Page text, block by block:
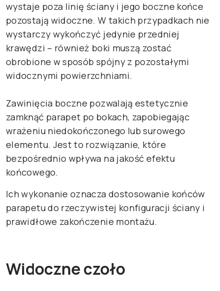
wystaje poza linię ściany i jego boczne końce
pozostają widoczne. W takich przypadkach nie
wystarczy wykończyć jedynie przedniej
krawędzi – również boki muszą zostać
obrobione w sposób spójny z pozostałymi
widocznymi powierzchniami.
Zawinięcia boczne pozwalają estetycznie
zamknąć parapet po bokach, zapobiegając
wrażeniu niedokończonego lub surowego
elementu. Jest to rozwiązanie, które
bezpośrednio wpływa na jakość efektu
końcowego.
Ich wykonanie oznacza dostosowanie końców
parapetu do rzeczywistej konfiguracji ściany i
prawidłowe zakończenie montażu.
Widoczne czoło